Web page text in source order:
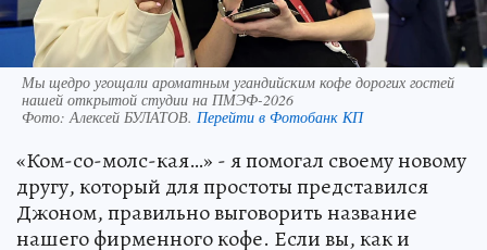
Мы щедро угощали ароматным угандийским кофе дорогих гостей
нашей открытой студии на ПМЭФ-2026
Фото: Алексей БУЛАТОВ. Перейти в Фотобанк КП
«Ком-со-молс-кая…» - я помогал своему новому
другу, который для простоты представился
Джоном, правильно выговорить название
нашего фирменного кофе. Если вы, как и